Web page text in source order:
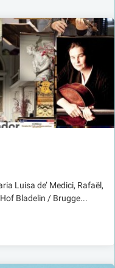
Luisa de’ Medici, Rafaël,
Bladelin / Brugge...